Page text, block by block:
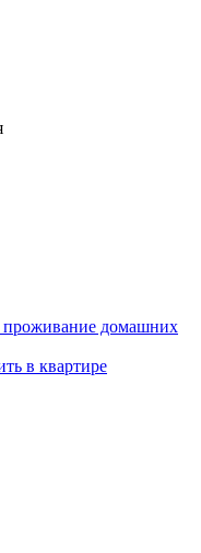
проживание домашних
в квартире